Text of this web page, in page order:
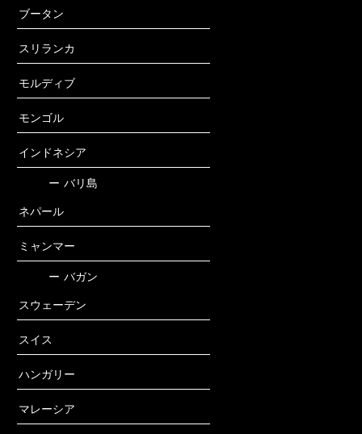
ブータン
スリランカ
モルディブ
モンゴル
インドネシア
ー バリ島
ネパール
ミャンマー
ー バガン
スウェーデン
スイス
ハンガリー
マレーシア